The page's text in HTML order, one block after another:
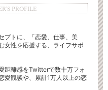
PROFILE
プトに、「恋愛、仕事、美
女性を応援する、ライフサポ
距離感をTwitterで数十万フォ
愛観談や、累計1万人以上の恋